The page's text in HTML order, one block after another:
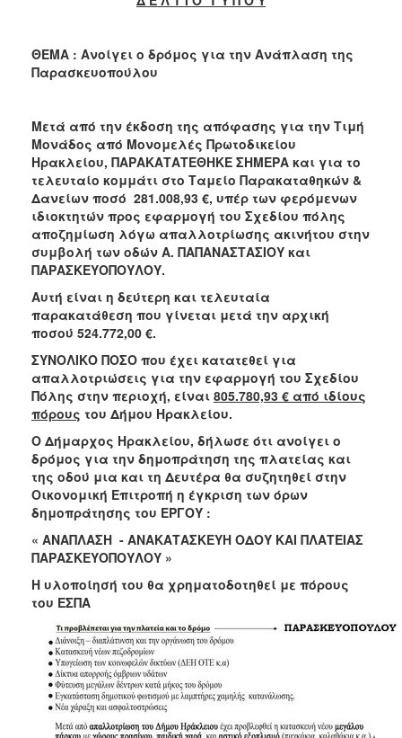
2016
2015
2012
2011
2010
2006
ΤΟΠΟΣ
ΠΟΛΙΤΙΣΜΟΣ
ΑΝΘΕΚΤΙΚΗ
ΘΕΜΑ : Ανοίγει ο δρόμος για την Ανάπλαση της
Παρασκευοπούλου
Μετά από την έκδοση της απόφασης για την Τιμή
Μονάδος από Μονομελές Πρωτοδικείου
Ηρακλείου, ΠΑΡΑΚΑΤΑΤΕΘΗΚΕ ΣΗΜΕΡΑ και για το
τελευταίο κομμάτι στο Ταμείο Παρακαταθηκών &
Δανείων ποσό 281.008,93 €, υπέρ των φερόμενων
ιδιοκτητών προς εφαρμογή του Σχεδίου πόλης
αποζημίωση λόγω απαλλοτρίωσης ακινήτου στην
συμβολή των οδών Α. ΠΑΠΑΝΑΣΤΑΣΙΟΥ και
ΠΑΡΑΣΚΕΥΟΠΟΥΛΟΥ.
Αυτή είναι η δεύτερη και τελευταία
παρακατάθεση που γίνεται μετά την αρχική
ποσού 524.772,00 €.
ΣΥΝΟΛΙΚΟ ΠΟΣΟ που έχει κατατεθεί για
απαλλοτριώσεις για την εφαρμογή του Σχεδίου
Πόλης στην περιοχή, είναι 805.780,93 € από ιδίους
πόρους του Δήμου Ηρακλείου.
Ο Δήμαρχος Ηρακλείου, δήλωσε ότι ανοίγει ο
δρόμος για την δημοπράτηση της πλατείας και
της οδού μια και τη Δευτέρα θα συζητηθεί στην
Οικονομική Επιτροπή η έγκριση των όρων
δημοπράτησης του ΕΡΓΟΥ :
« ΑΝΑΠΛΑΣΗ - ΑΝΑΚΑΤΑΣΚΕΥΗ ΟΔΟΥ ΚΑΙ ΠΛΑΤΕΙΑΣ
ΠΑΡΑΣΚΕΥΟΠΟΥΛΟΥ »
Η υλοποίησή του θα χρηματοδοτηθεί με πόρους
του ΕΣΠΑ